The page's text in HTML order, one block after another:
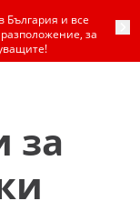
и все
за
за